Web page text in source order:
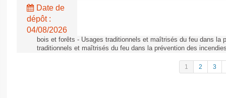
Date de
dépôt :
04/08/2026
bois et forêts - Usages traditionnels et maîtrisés du feu dans la
traditionnels et maîtrisés du feu dans la prévention des
1 2 3